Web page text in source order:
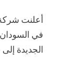
في
الجديدة